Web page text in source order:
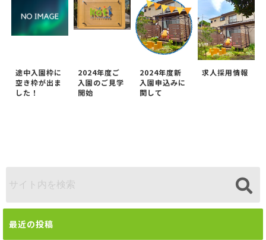
途中入園枠に
空き枠が出ま
した！
2024年度ご
入園のご見学
開始
2024年度新
入園申込みに
関して
求人採用情報
最近の投稿